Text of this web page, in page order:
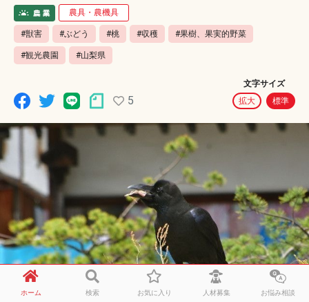
農具・農機具
#獣害 #ぶどう #桃 #収穫 #果樹、果実的野菜
#観光農園 #山梨県
5
文字サイズ
拡大
標準
ホーム 検索 お気に入り 人材募集 お悩み相談